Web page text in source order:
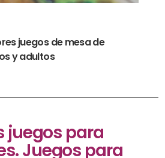
juegos de mesa de
y adultos
juegos para
Juegos para